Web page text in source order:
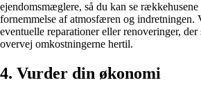
ejendomsmæglere, så du kan se
fornemmelse af atmosfæren og
eventuelle reparationer eller renoveringer, der
overvej omkostningerne hertil.
4. Vurder din økonomi